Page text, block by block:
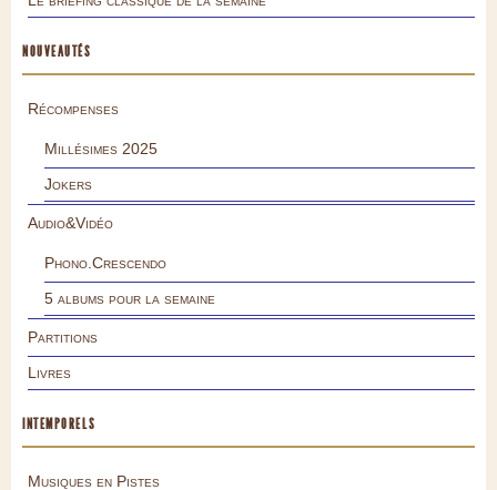
NOUVEAUTÉS
Récompenses
Millésimes 2025
Jokers
Audio&Vidéo
Phono.Crescendo
5 albums pour la semaine
Partitions
Livres
INTEMPORELS
Musiques en Pistes